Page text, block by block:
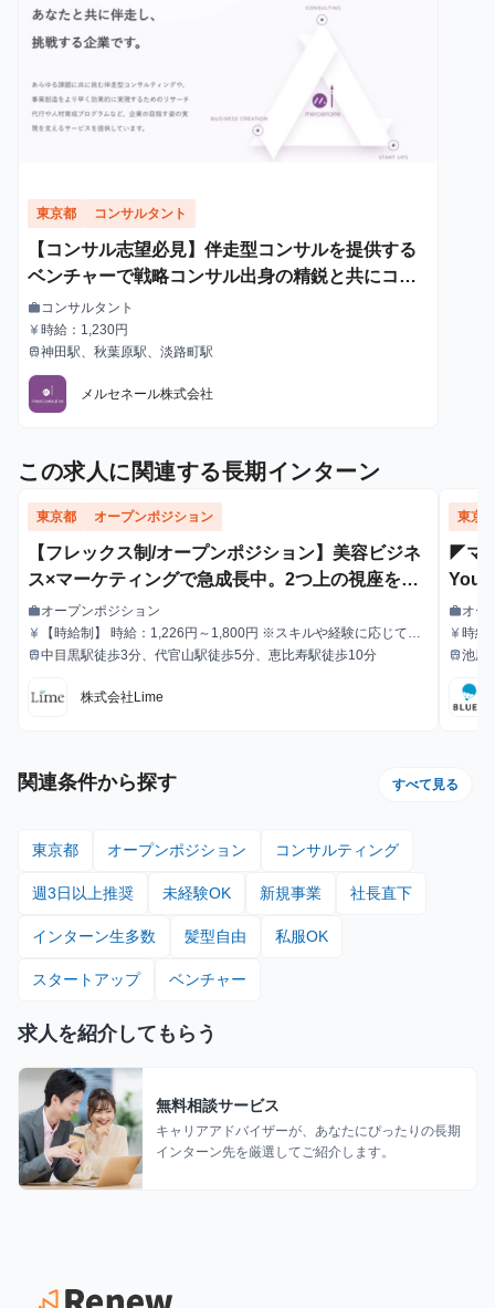
東京都 コンサルタント
【コンサル志望必見】伴走型コンサルを提供する
ベンチャーで戦略コンサル出身の精鋭と共にコン
サルティングに挑戦
職種
workコンサルタント
給与
currency_yen 時給：1,230円
最寄駅
train神田駅、秋葉原駅、淡路町駅
メルセネール株式会社
この求人に関連する長期インターン
東京都 オープンポジション
【フレックス制/オープンポジション】美容ビジネ
ス×マーケティングで急成長中。2つ上の視座を追
求し続けよう。
職種
workオープンポジション
給与
currency_yen
【時給制】 時給：1,226円～1,800円 ※スキルや経験に応じて昇
給します。 【月給制】 尚、フルコミットできる方は月給制もご
り毎月昇給の可能性あり ※年間の昇給平均額80,000円 <モデル月
収> 260,000円 /入社6ヶ月 330,000円 /入社1年 400,000円 /
最寄駅
train中目黒駅徒歩3分、代官山駅徒歩5分、恵比寿駅徒歩10分
株式会社Lime
東京
◤マ
ジネ
職種
workオー
給与
currency_yen 時給
最寄駅
train池尻
関連条件から探す すべて見る
東京都 オープンポジション コンサルティング
週3日以上推奨 未経験OK 新規事業 社長直下
インターン生多数 髪型自由 私服OK
スタートアップ ベンチャー
求人を紹介してもらう
無料相談サービス
キャリアアドバイザーが、あなたにぴったりの長期
インターン先を厳選してご紹介します。